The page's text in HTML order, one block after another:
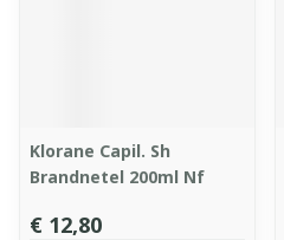
Klorane Capil. Sh
Brandnetel 200ml Nf
€ 12,80